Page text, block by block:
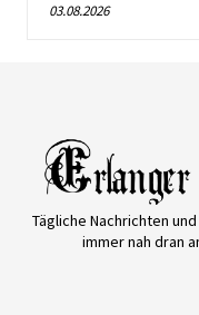
03.08.2026
Tägliche Nachrichten
immer nah dran